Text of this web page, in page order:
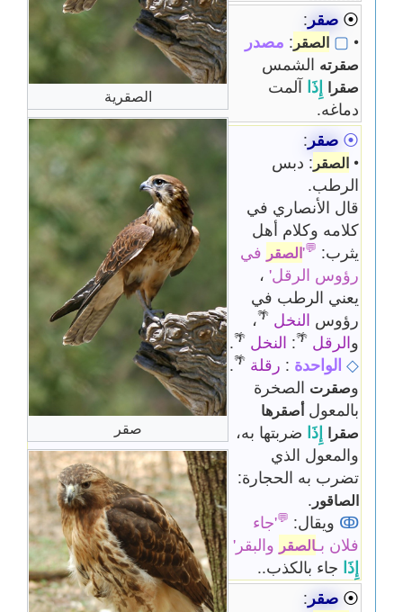
الصقرية
صقر
⦿ صقر :
•
▢ الصقر : مصدر
صقرتهالشمس
صقراإِذَاآلمت
دماغه.
⦿ صقر :
• الصقر : دبس
الرطب.
قال الأنصاري في
كلامه وكلام أهل
يثرب: 💬
'الصقر في
رؤوس الرقل' ،
يعني الرطب في
رؤوس النخل 🌴،
والرقل 🌴
: النخل 🌴
.
◇ الواحدة : رقلة 🌴
.
وصقرتالصخرة
بالمعول أصقرها
صقراإِذَاضربتها به،
والمعول الذي
تضرب به الحجارة:
الصاقور .
ↂ ويقال: 💬'جاء
فلان بـالصقر والبقر'
إِذَاجاء بالكذب..
⦿ صقر :